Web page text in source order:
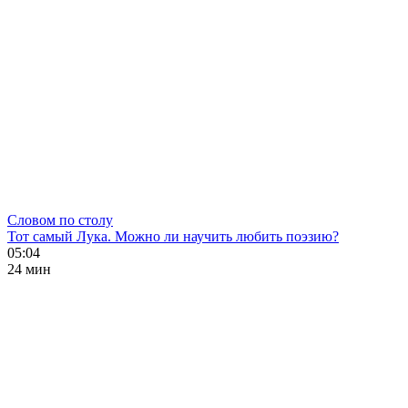
Словом по столу
Тот самый Лука. Можно ли научить любить поэзию?
05:04
24 мин